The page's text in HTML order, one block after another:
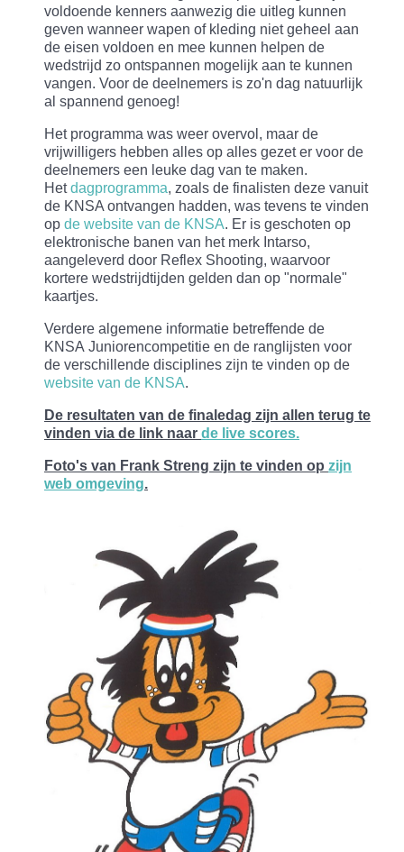
voldoende kenners aanwezig die uitleg kunnen
geven wanneer wapen of kleding niet geheel aan
de eisen voldoen en mee kunnen helpen de
wedstrijd zo ontspannen mogelijk aan te kunnen
vangen. Voor de deelnemers is zo'n dag natuurlijk
al spannend genoeg!
Het programma was weer overvol, maar de
vrijwilligers hebben alles op alles gezet er voor de
deelnemers een leuke dag van te maken.
Hetdagprogramma, zoals de finalisten deze vanuit
de KNSA ontvangen hadden, was tevens te vinden
op de website van de KNSA. Er is geschoten op
elektronische banen van het merk Intarso,
aangeleverd door Reflex Shooting, waarvoor
kortere wedstrijdtijden gelden dan op "normale"
kaartjes.
Verdere algemene informatie betreffende de
KNSA Juniorencompetitie en de ranglijsten voor
de verschillende disciplines zijn te vinden op de
website van de KNSA.
De resultaten van de finaledag zijn allen terug te
vinden via de link naar de live scores.
Foto's van Frank Streng zijn te vinden op zijn
web omgeving.